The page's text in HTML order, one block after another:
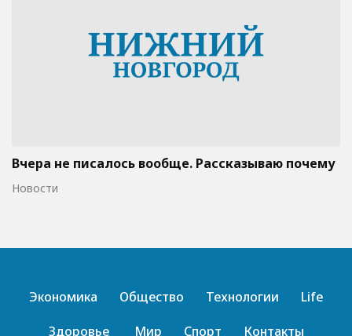
Вчера не писалось вообще. Рассказываю почему
Новости
Экономика Общество Технологии
Life
Здоровье
Мир Спорт Контакты